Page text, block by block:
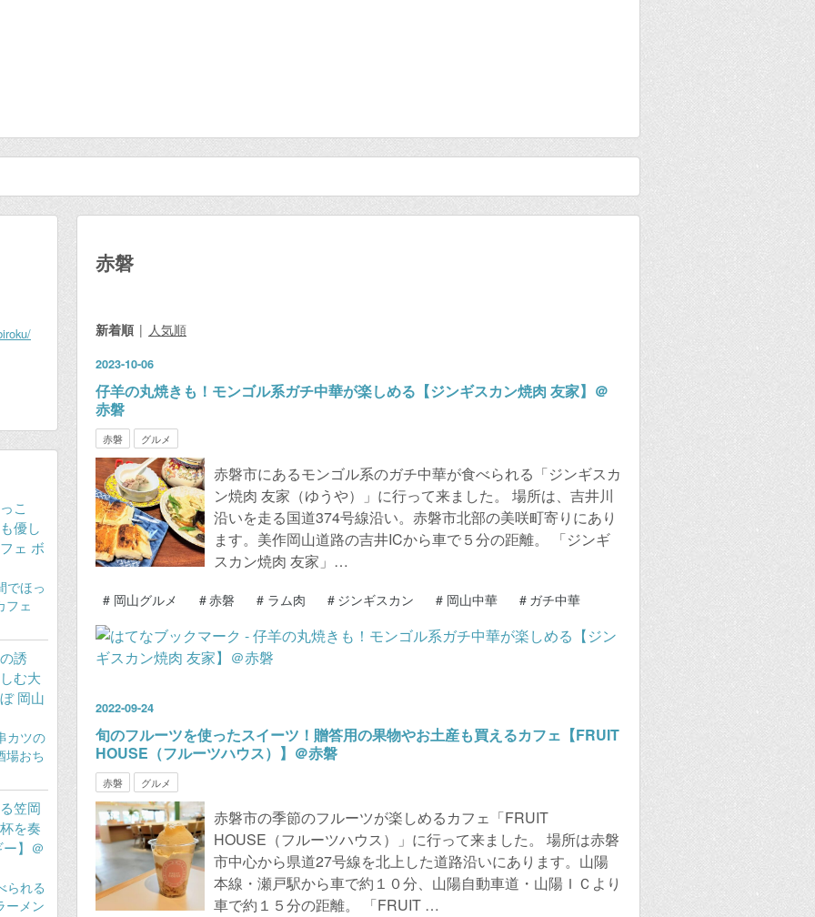
赤磐
新着順 人気順
2023-10-06
仔羊の丸焼きも！モンゴル系ガチ中華が楽しめる【ジンギスカン焼肉 友家】＠
赤磐
赤磐 グルメ
赤磐市にあるモンゴル系のガチ中華が食べられる「ジンギスカ
ン焼肉 友家（ゆうや）」に行って来ました。 場所は、吉井川
沿いを走る国道374号線沿い。赤磐市北部の美咲町寄りにあり
ます。美作岡山道路の吉井ICから車で５分の距離。 「ジンギ
スカン焼肉 友家」…
# 岡山グルメ #赤磐 # ラム肉 # ジンギスカン # 岡山中華 # ガチ中華
2022-09-24
旬のフルーツを使ったスイーツ！贈答用の果物やお土産も買えるカフェ【FRUIT
HOUSE（フルーツハウス）】＠赤磐
赤磐 グルメ
赤磐市の季節のフルーツが楽しめるカフェ「FRUIT
HOUSE（フルーツハウス）」に行って来ました。 場所は赤磐
市中心から県道27号線を北上した道路沿いにあります。山陽
本線・瀬戸駅から車で約１０分、山陽自動車道・山陽ＩＣより
車で約１５分の距離。 「FRUIT …
こ
優し
ェ ボ
誘
む大
岡山
笠岡
を奏
】＠